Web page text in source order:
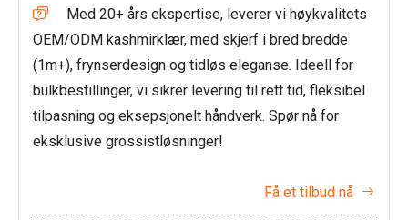

Med 20+ års ekspertise, leverer vi høykvalitets
OEM/ODM kashmirklær, med skjerf i bred bredde
(1m+), frynserdesign og tidløs eleganse. Ideell for
bulkbestillinger, vi sikrer levering til rett tid, fleksibel
tilpasning og eksepsjonelt håndverk. Spør nå for
eksklusive grossistløsninger!
Få et tilbud nå 